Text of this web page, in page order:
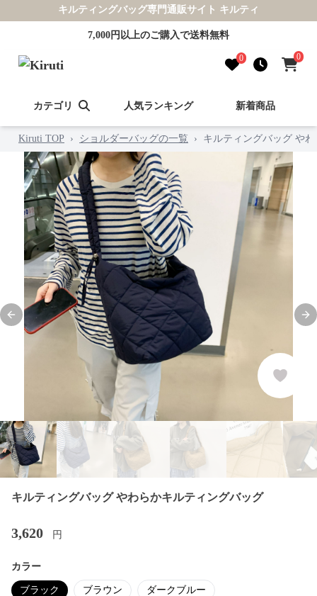
キルティングバッグ専門通販サイト キルティ
7,000円以上のご購入で送料無料
0 0
カテゴリ 人気ランキング 新着商品
Kiruti TOP › ショルダーバッグの一覧 › キルティングバッグ や
Previous slide
キルティングバッグ やわらかキルティングバッグ
3,620 円
カラー
ブラック ブラウン ダークブルー